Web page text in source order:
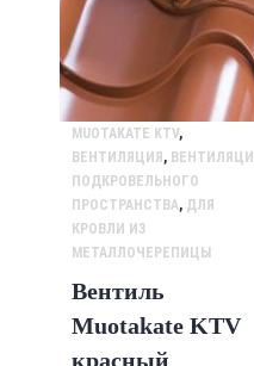
MUOTAKATE KTV,
ВЕНТИЛЯЦИЯ ,
ПОДКРОВЕЛЬНОГО
ПРОСТРАНСТВА, ДЛЯ
КРОВЛИ ИЗ
МЕТАЛЛОЧЕРЕПИЦЫ
Вентиль
Muotakate KTV
красный